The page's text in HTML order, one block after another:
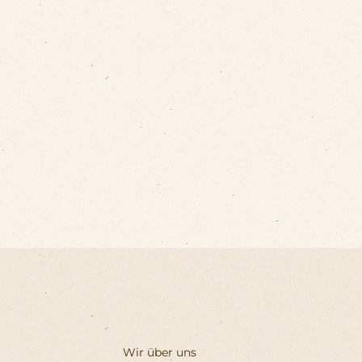
Wir über uns